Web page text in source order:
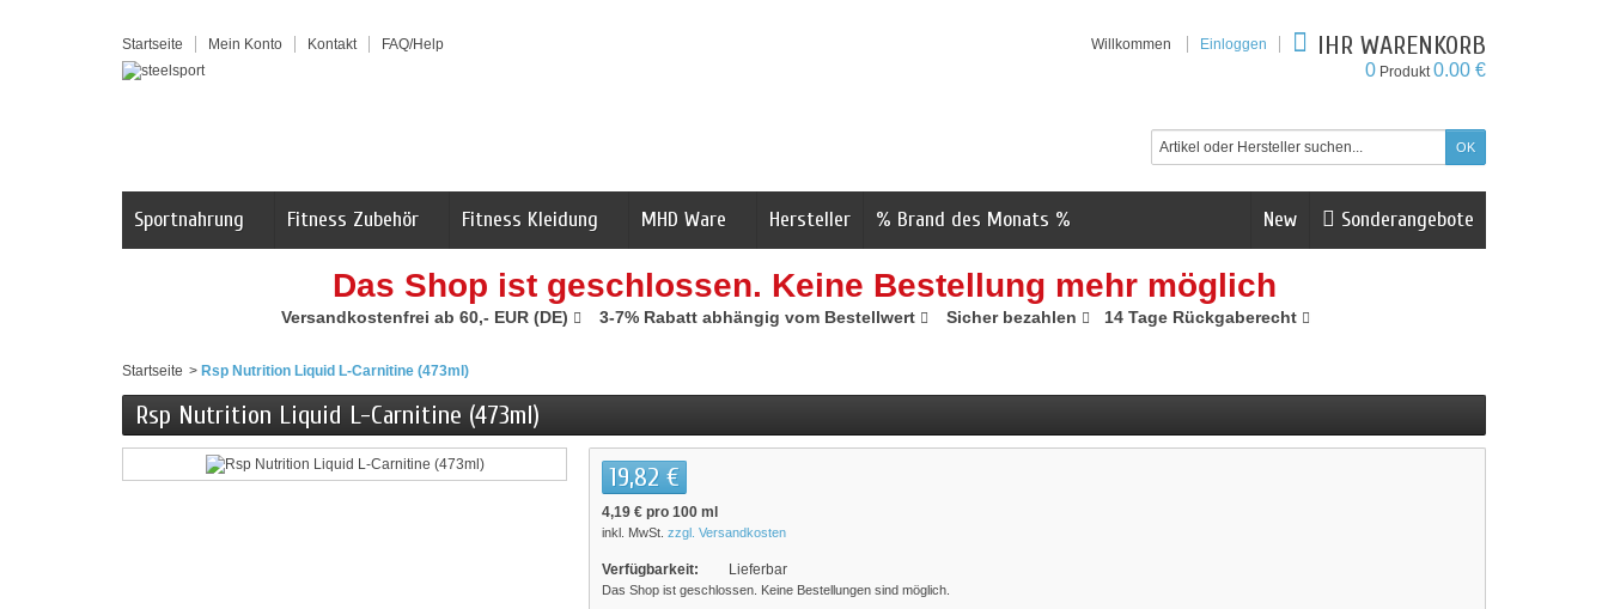
Startseite Mein Konto Kontakt FAQ/Help Willkommen Einloggen IHR WARENKORB
0 Produkt0.00 €
Sonderangebote
New
Sportnahrung Fitness Zubehör Fitness Kleidung MHD Ware Hersteller % Brand des Monats %
Das Shop ist geschlossen. Keine Bestellung mehr möglich
Versandkostenfrei ab 60,- EUR (DE) 3-7% Rabatt abhängig vom Bestellwert Sicher bezahlen 14 Tage Rückgaberecht
Startseite > Rsp Nutrition Liquid L-Carnitine (473ml)
Rsp Nutrition Liquid L-Carnitine (473ml)
19,82 €
4,19 € pro 100 ml
inkl. MwSt. zzgl. Versandkosten
Verfügbarkeit: Lieferbar
Das Shop ist geschlossen. Keine Bestellungen sind möglich.